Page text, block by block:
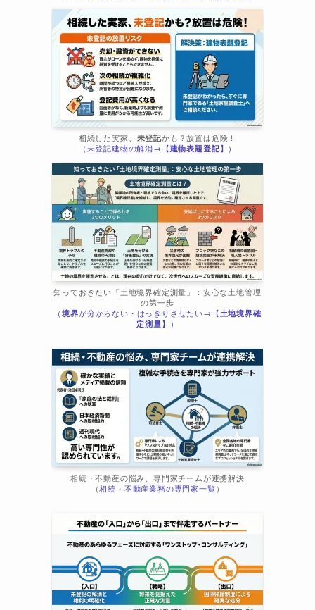
相続した実家、 未登記かも？放置は危険！
（未登記建物の解消→【建物表題登記】）
知っておきたい「土地境界確定測量」：安心な土地管理
の第一歩
（境界が分からない・はっきりさせたい→【土地境界確
定測量】）
相続・不動産の悩み、専門家チームが連携解決
（相続・不動産業務の専門家一覧）